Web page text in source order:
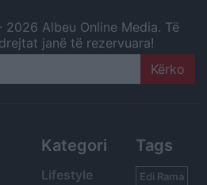
2026 Albeu Online Media. Të
janë të rezervuara!
Kategori
Lifestyle
Tags
Edi Rama